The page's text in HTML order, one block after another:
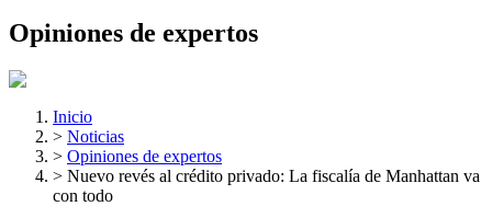
Opiniones de expertos
Inicio
> Noticias
> Opiniones de expertos
> Nuevo revés al crédito privado: La fiscalía de Manhattan va
con todo